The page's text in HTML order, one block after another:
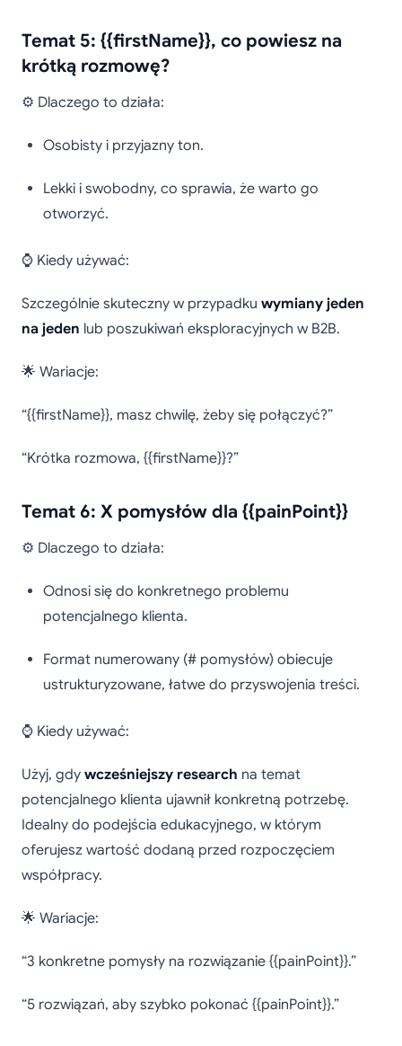
Temat 5: {{firstName}}, co powiesz na
krótką rozmowę?
⚙️ Dlaczego to działa:
Osobisty i przyjazny ton.
Lekki i swobodny, co sprawia, że warto go
otworzyć.
⌚ Kiedy używać:
Szczególnie skuteczny w przypadku wymiany jeden
na jeden lub poszukiwań eksploracyjnych w B2B.
🌟 Wariacje:
“{{firstName}}, masz chwilę, żeby się połączyć?”
“Krótka rozmowa, {{firstName}}?”
Temat 6: X pomysłów dla {{painPoint}}
⚙️ Dlaczego to działa:
Odnosi się do konkretnego problemu
potencjalnego klienta.
Format numerowany (# pomysłów) obiecuje
ustrukturyzowane, łatwe do przyswojenia treści.
⌚ Kiedy używać:
Użyj, gdy wcześniejszy research na temat
potencjalnego klienta ujawnił konkretną potrzebę.
Idealny do podejścia edukacyjnego, w którym
oferujesz wartość dodaną przed rozpoczęciem
współpracy.
🌟 Wariacje:
“3 konkretne pomysły na rozwiązanie {{painPoint}}.”
“5 rozwiązań, aby szybko pokonać {{painPoint}}.”